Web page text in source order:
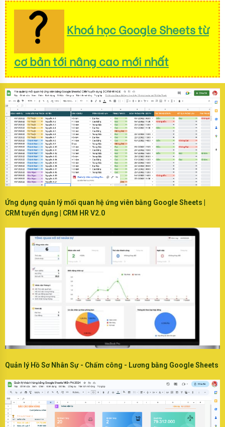
Khoá học Google Sheets từ
cơ bản tới nâng cao mới nhất
Ứng dụng quản lý mối quan hệ ứng viên bằng Google Sheets |
CRM tuyển dụng | CRM HR V2.0
Quản lý Hồ Sơ Nhân Sự - Chấm công - Lương bằng Google Sheets